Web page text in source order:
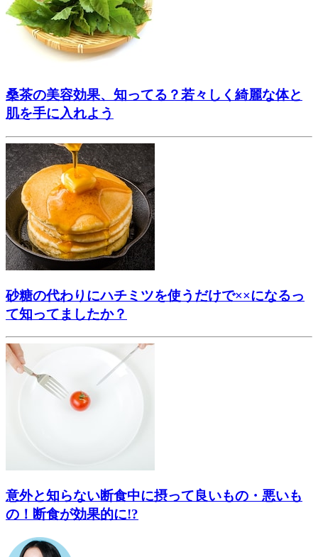
桑茶の美容効果、知ってる？若々しく綺麗な体と
肌を手に入れよう
砂糖の代わりにハチミツを使うだけで××になるっ
て知ってましたか？
意外と知らない断食中に摂って良いもの・悪いも
の！断食が効果的に!?